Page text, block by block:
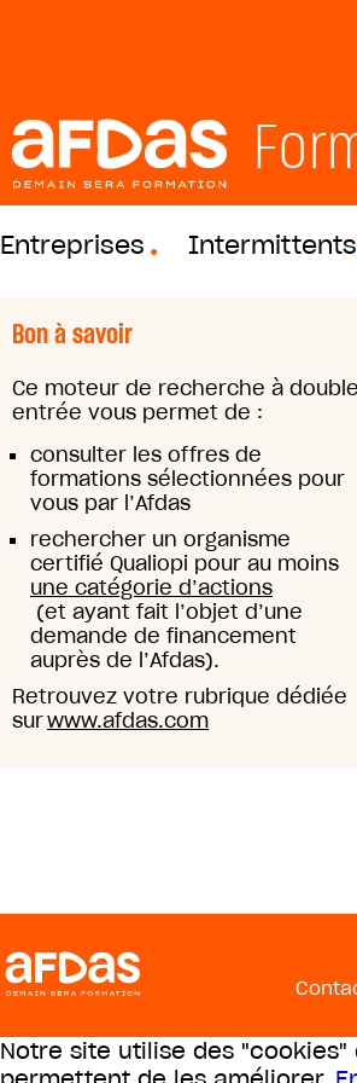
Entreprises Intermittents
Bon à savoir
Ce moteur de recherche à double
entrée vous permet de :
consulter les offres de
formations sélectionnées pour
vous par l’Afdas
rechercher un organisme
certifié Qualiopi pour au moins
une catégorie d’actions
(et ayant fait l’objet d’une
demande de financement
auprès de l’Afdas).
Retrouvez votre rubrique dédiée
surwww.afdas.com
Notre site utilise des